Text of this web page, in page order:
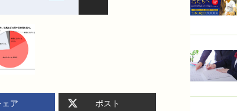
ェア ポスト